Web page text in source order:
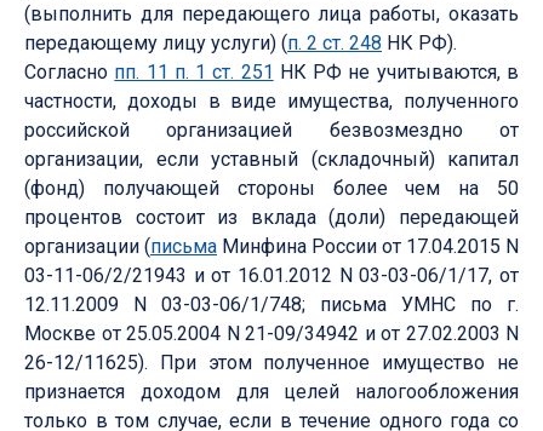
(выполнить для передающего лица работы, оказать
передающему лицу услуги) (п. 2 ст. 248 НК РФ).
Согласно пп. 11 п. 1 ст. 251 НК РФ не учитываются, в
частности, доходы в виде имущества, полученного
российской организацией безвозмездно от
организации, если уставный (складочный) капитал
(фонд) получающей стороны более чем на 50
процентов состоит из вклада (доли) передающей
организации (письма Минфина России от 17.04.2015 N
03-11-06/2/21943 и от 16.01.2012 N 03-03-06/1/17, от
12.11.2009 N 03-03-06/1/748; письма УМНС по г.
Москве от 25.05.2004 N 21-09/34942 и от 27.02.2003 N
26-12/11625). При этом полученное имущество не
признается доходом для целей налогообложения
только в том случае, если в течение одного года со